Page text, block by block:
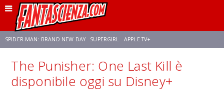
SPIDER-MAN: BRAND NEW DAY SUPERGIRL APPLE TV+
FRANCO RICCIARDIELLO ZENDAYA STAR TREK AVENGERS: DOOMSDAY
The Punisher: One Last Kill è
disponibile oggi su Disney+